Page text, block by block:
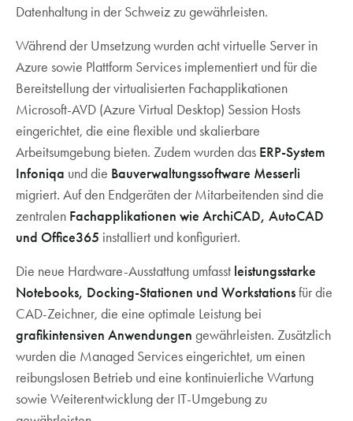
Datenhaltung in der Schweiz zu gewährleisten.
Während der Umsetzung wurden acht virtuelle Server in
Azure sowie Plattform Services implementiert und für die
Bereitstellung der virtualisierten Fachapplikationen
Microsoft-AVD (Azure Virtual Desktop) Session Hosts
eingerichtet, die eine flexible und skalierbare
Arbeitsumgebung bieten. Zudem wurden das ERP-System
Infoniqa und die Bauverwaltungssoftware Messerli
migriert. Auf den Endgeräten der Mitarbeitenden sind die
zentralen Fachapplikationen wie ArchiCAD, AutoCAD
und Office365 installiert und konfiguriert.
Die neue Hardware-Ausstattung umfasst leistungsstarke
Notebooks, Docking-Stationen und Workstationsfür die
CAD-Zeichner, die eine optimale Leistung bei
grafikintensiven Anwendungen gewährleisten. Zusätzlich
wurden die Managed Services eingerichtet, um einen
reibungslosen Betrieb und eine kontinuierliche Wartung
sowie Weiterentwicklung der IT-Umgebung zu